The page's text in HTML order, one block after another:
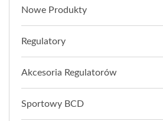
Nowe Produkty
Regulatory
Akcesoria Regulatorów
Sportowy BCD